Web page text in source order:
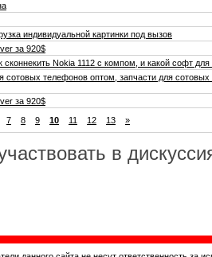
индивидуальной картинки под вызов
за 920$
сконнекить Nokia 1112 c компом, и какой софт
сотовых телефонов оптом, запчасти для
за 920$
7 8 9 10 11 12 13 »
в